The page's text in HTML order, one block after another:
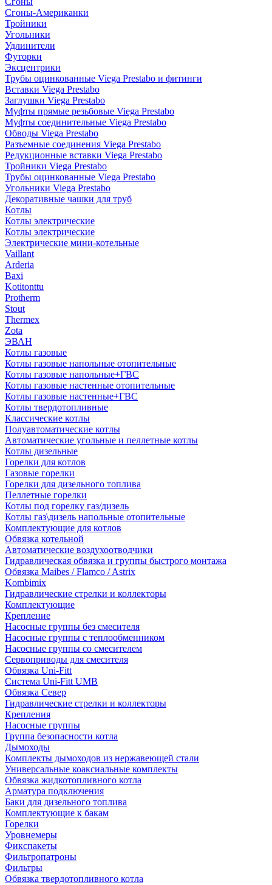
Сгоны-Американки
Тройники
Угольники
Удлинители
Футорки
Эксцентрики
Трубы оцинкованные Viega Prestabo и фитинги
Вставки Viega Prestabo
Заглушки Viega Prestabo
Муфты прямые резьбовые Viega Prestabo
Муфты соединительные Viega Prestabo
Обводы Viega Prestabo
Разъемные соединения Viega Prestabo
Редукционные вставки Viega Prestabo
Тройники Viega Prestabo
Трубы оцинкованные Viega Prestabo
Угольники Viega Prestabo
Декоративные чашки для труб
Котлы
Котлы электрические
Котлы электрические
Электрические мини-котельные
Vaillant
Arderia
Baxi
Kotitonttu
Protherm
Stout
Thermex
Zota
ЭВАН
Котлы газовые
Котлы газовые напольные отопительные
Котлы газовые напольные+ГВС
Котлы газовые настенные отопительные
Котлы газовые настенные+ГВС
Котлы твердотопливные
Классические котлы
Полуавтоматические котлы
Автоматические угольные и пеллетные котлы
Котлы дизельные
Горелки для котлов
Газовые горелки
Горелки для дизельного топлива
Пеллетные горелки
Котлы под горелку газ/дизель
Котлы газ\дизель напольные отопительные
Комплектующие для котлов
Обвязка котельной
Автоматические воздухоотводчики
Гидравлическая обвязка и группы быстрого монтажа
Обвязка Maibes / Flamco / Astrix
Kombimix
Гидравлические стрелки и коллекторы
Комплектующие
Крепление
Насосные группы без смесителя
Насосные группы с теплообменником
Насосные группы со смесителем
Сервоприводы для смесителя
Обвязка Uni-Fitt
Система Uni-Fitt UMB
Обвязка Север
Гидравлические стрелки и коллекторы
Крепления
Насосные группы
Группа безопасности котла
Дымоходы
Комплекты дымоходов из нержавеющей стали
Универсальные коаксиальные комплекты
Обвязка жидкотопливного котла
Арматура подключения
Баки для дизельного топлива
Комплектующие к бакам
Горелки
Уровнемеры
Фикспакеты
Фильтропатроны
Фильтры
Обвязка твердотопливного котла